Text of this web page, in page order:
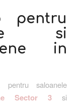
pentru
si
in
saloanele
Sector 3 si